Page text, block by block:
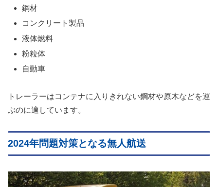
鋼材
コンクリート製品
液体燃料
粉粒体
自動車
トレーラーはコンテナに入りきれない鋼材や原木などを運
ぶのに適しています。
2024年問題対策となる無人航送